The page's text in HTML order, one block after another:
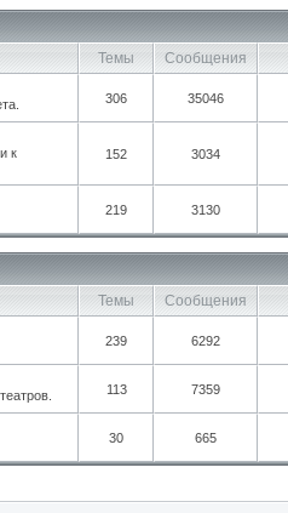
Темы Сообщения
306 35046
к
152 3034
219 3130
Темы Сообщения
239 6292
113 7359
30 665